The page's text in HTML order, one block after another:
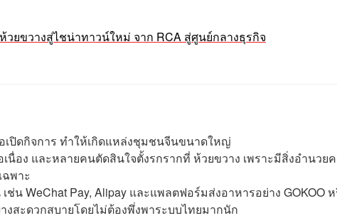
วยขวางสู่ไชน่าทาวน์ใหม่ จาก RCA สู่ศูนย์กลางธุรกิจ
ปิดกิจการ ทำให้เกิดแหล่งชุมชนจีนขนาดใหญ่
นื่อง และหลายคนตัดสินใจตั้งรกรากที่ ห้วยขวาง เพราะมีสิ่งอำนวย
พาะ
WeChat Pay, Alipay และแพลตฟอร์มส่งอาหารอย่าง GOKOO
สะดวกสบายโดยไม่ต้องพึ่งพาระบบไทยมากนัก